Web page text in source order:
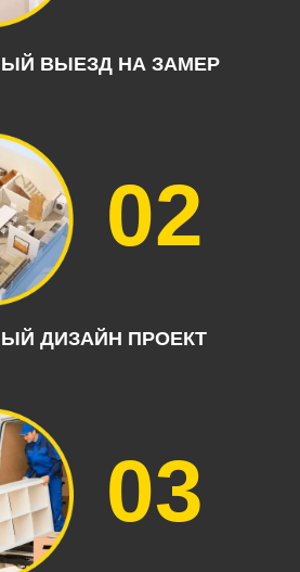
ВЫЕЗД НА ЗАМЕР
ДИЗАЙН ПРОЕКТ
02
03